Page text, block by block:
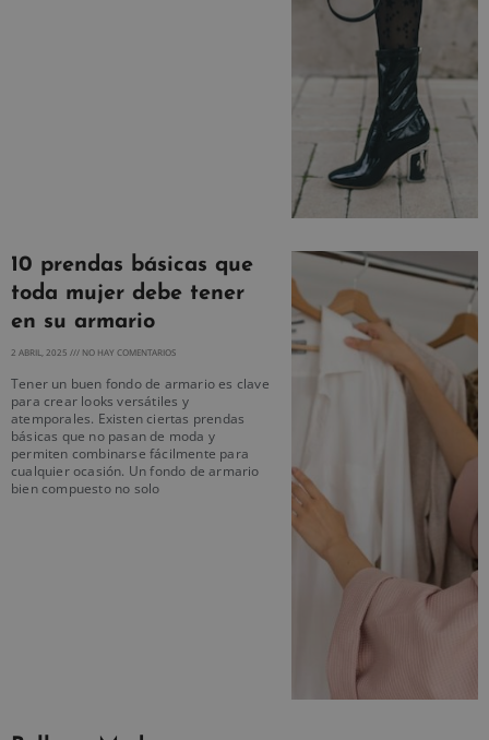
10 prendas básicas que
toda mujer debe tener
en su armario
2 ABRIL, 2025 NO HAY COMENTARIOS
Tener un buen fondo de armario es clave
para crear looks versátiles y
atemporales. Existen ciertas prendas
básicas que no pasan de moda y
permiten combinarse fácilmente para
cualquier ocasión. Un fondo de armario
bien compuesto no solo